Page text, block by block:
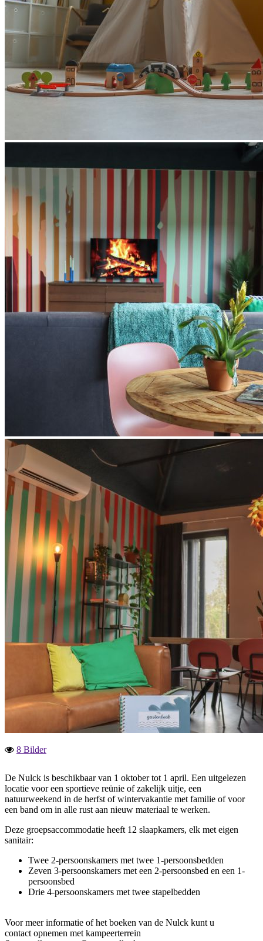
8 Bilder
De Nulck is beschikbaar van 1 oktober tot 1 april. Een uitgelezen
locatie voor een sportieve reünie of zakelijk uitje, een
natuurweekend in de herfst of wintervakantie met familie of voor
een band om in alle rust aan nieuw materiaal te werken.
Deze groepsaccommodatie heeft 12 slaapkamers, elk met eigen
sanitair:
Twee 2-persoonskamers met twee 1-persoonsbedden
Zeven 3-persoonskamers met een 2-persoonsbed en een 1-
persoonsbed
Drie 4-persoonskamers met twee stapelbedden
Voor meer informatie of het boeken van de Nulck kunt u
contact opnemen met kampeerterrein